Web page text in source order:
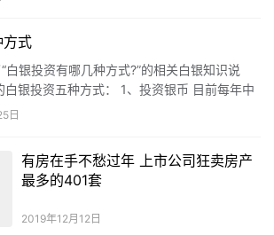
方式
白银投资有哪几种方式?”的相关白银知识说
白银投资五种方式： 1、投资银币 目前每年中
种金银币，而银币的发行量比金币的发行…
日
有房在手不愁过年 上市公司狂卖房产
最多的401套
2019年12月12日